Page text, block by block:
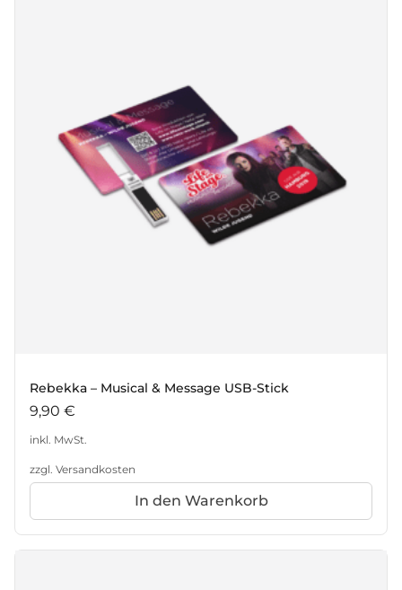
Rebekka – Musical & Message USB-Stick
9,90 €
inkl. MwSt.
zzgl. Versandkosten
In den Warenkorb